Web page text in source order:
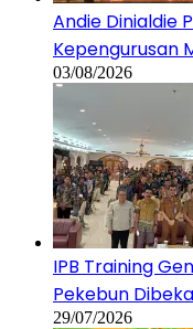
Andie Dinialdie
Kepengurusan
03/08/2026
IPB Training
Pekebun
29/07/2026